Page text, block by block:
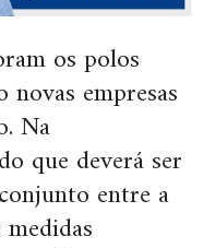
os polos
empresas
Na
que deverá ser
entre a